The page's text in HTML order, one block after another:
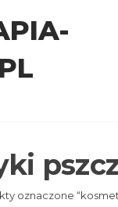
oznaczone